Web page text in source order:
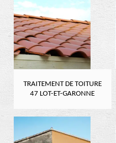
TRAITEMENT DE TOITURE
47 LOT-ET-GARONNE